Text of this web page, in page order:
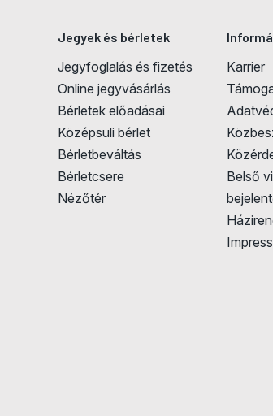
Jegyek és bérletek
Jegyfoglalás és fizetés
Online jegyvásárlás
Bérletek előadásai
Középsuli bérlet
Bérletbeváltás
Bérletcsere
Nézőtér
Karrier
Belső